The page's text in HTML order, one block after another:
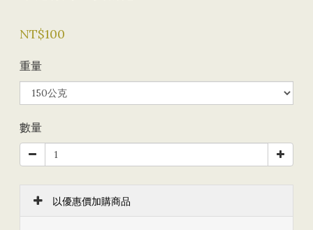
NT$100
重量
數量
以優惠價加購商品